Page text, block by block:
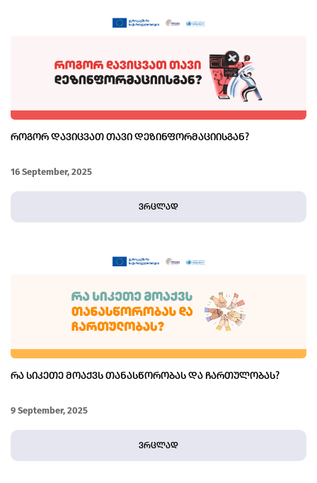
ᲠᲝᲒᲝᲠ ᲓᲐᲕᲘᲪᲕᲐᲗ ᲗᲐᲕᲘ ᲓᲔᲖᲘᲜᲤᲝᲠᲛᲐᲪᲘᲘᲡᲒᲐᲜ?
16 September, 2025
ვრცლად
ᲠᲐ ᲡᲘᲙᲔᲗᲔ ᲛᲝᲐᲥᲕᲡ ᲗᲐᲜᲐᲡᲬᲝᲠᲝᲑᲐᲡ ᲓᲐ ᲩᲐᲠᲗᲣᲚᲝᲑᲐᲡ?
9 September, 2025
ვრცლად